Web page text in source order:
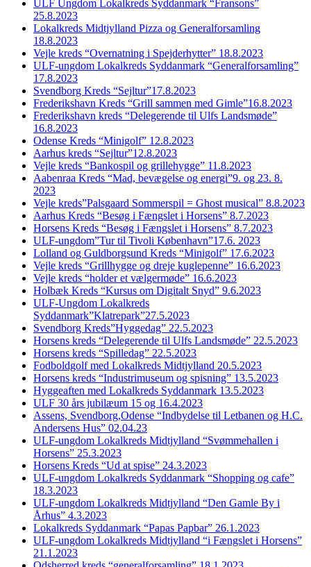
ULF Ungdom Lokalkreds Syddanmark “Fransons”
25.8.2023
Lokalkreds Midtjylland Pizza og Generalforsamling
18.8.2023
Vejle kreds “Overnatning i Spejderhytter” 18.8.2023
ULF-ungdom Lokalkreds Syddanmark “Generalforsamling”
17.8.2023
Svendborg Kreds “Sejltur”17.8.2023
Frederikshavn Kreds “Grill sammen med Gimle”16.8.2023
Frederikshavn kreds “Delegerende til Ulfs Landsmøde”
16.8.2023
Odense Kreds “Minigolf” 12.8.2023
Aarhus kreds “Sejltur”12.8.2023
Vejle kreds “Bankospil og grillehygge” 11.8.2023
Aabenraa Kreds “Mad, bevægelse og energi”9. og 23. 8.
2023
Vejle kreds”Palsgaard Sommerspil = Ghost musical” 8.8.2023
Aarhus Kreds “Besøg i Fængslet i Horsens” 8.7.2023
Horsens Kreds “Besøg i Fængslet i Horsens” 8.7.2023
ULF-ungdom”Tur til Tivoli København”17.6. 2023
Lolland og Guldborgsund Kreds “Minigolf” 17.6.2023
Vejle kreds “Grillhygge og dreje kuglepenne” 16.6.2023
Vejle kreds “holder et vælgermøde” 16.6.2023
Holbæk Kreds “Kursus om Digitalt Snyd” 9.6.2023
ULF-Ungdom Lokalkreds
Syddanmark”Klatrepark”27.5.2023
Svendborg Kreds”Hyggedag” 22.5.2023
Horsens kreds “Delegerende til Ulfs Landsmøde” 22.5.2023
Horsens kreds “Spilledag” 22.5.2023
Fodboldgolf med Lokalkreds Midtjylland 20.5.2023
Horsens kreds “Industrimuseum og spisning” 13.5.2023
Hyggeaften med Lokalkreds Syddanmark 13.5.2023
ULF 30 års jubilæum 15 og 16.4.2023
Assens, Svendborg,Odense “Indbydelse til Letbanen og H.C.
Andersens Hus” 02.04.23
ULF-ungdom Lokalkreds Midtjylland “Svømmehallen i
Horsens” 25.3.2023
Horsens Kreds “Ud at spise” 24.3.2023
ULF-ungdom Lokalkreds Syddanmark “Shopping og cafe”
18.3.2023
ULF-ungdom Lokalkreds Midtjylland “Den Gamle By i
Århus” 4.3.2023
Lokalkreds Syddanmark “Papas Papbar” 26.1.2023
ULF-ungdom Lokalkreds Midtjylland “i Fængslet i Horsens”
21.1.2023